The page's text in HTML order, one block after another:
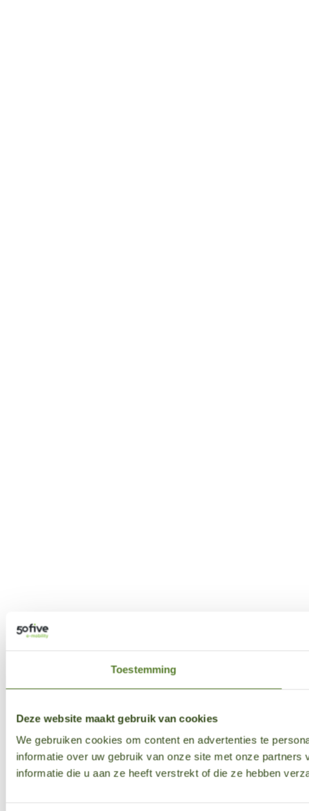
Toestemming
Deze website maakt gebruik van cookies
We gebruiken cookies om content en advertenties te
informatie over uw gebruik van onze site met onze
informatie die u aan ze heeft verstrekt of die ze hebben